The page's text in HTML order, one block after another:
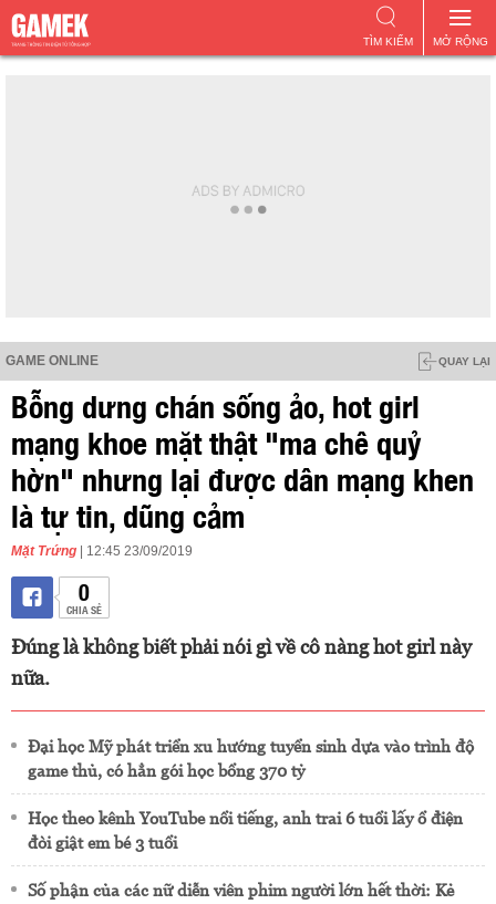
MỞ RỘNG
TÌM KIẾM
GAME ONLINE QUAY LẠI
Bỗng dưng chán sống ảo, hot girl
mạng khoe mặt thật "ma chê quỷ
hờn" nhưng lại được dân mạng khen
là tự tin, dũng cảm
Mặt Trứng | 12:45 23/09/2019
0
CHIA SẺ
Đúng là không biết phải nói gì về cô nàng hot girl này
nữa.
Đại học Mỹ phát triển xu hướng tuyển sinh dựa vào trình độ
game thủ, có hẳn gói học bổng 370 tỷ
Học theo kênh YouTube nổi tiếng, anh trai 6 tuổi lấy ổ điện
đòi giật em bé 3 tuổi
Số phận của các nữ diễn viên phim người lớn hết thời: Kẻ